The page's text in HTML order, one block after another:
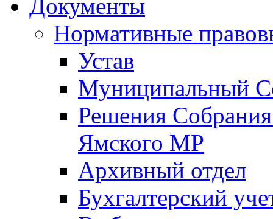
Документы
Нормативные
Устав
Муниципальный
Решения
Ямского МР
Архивный отдел
Бухгалтерский